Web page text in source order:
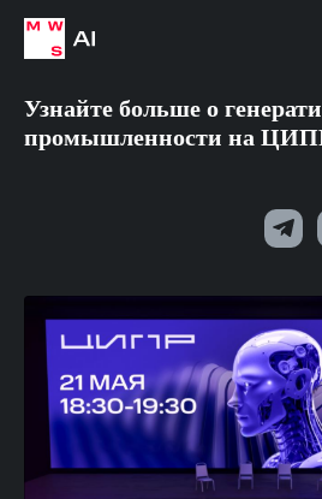
Узнайте больше о
промышленности на